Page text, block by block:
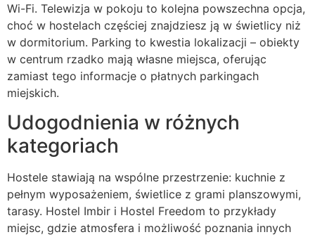
Wi-Fi. Telewizja w pokoju to kolejna powszechna opcja,
choć w hostelach częściej znajdziesz ją w świetlicy niż
w dormitorium. Parking to kwestia lokalizacji – obiekty
w centrum rzadko mają własne miejsca, oferując
zamiast tego informacje o płatnych parkingach
miejskich.
Udogodnienia w różnych
kategoriach
Hostele stawiają na wspólne przestrzenie: kuchnie z
pełnym wyposażeniem, świetlice z grami planszowymi,
tarasy. Hostel Imbir i Hostel Freedom to przykłady
miejsc, gdzie atmosfera i możliwość poznania innych